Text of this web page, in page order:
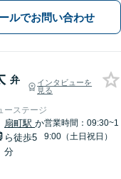
ルでお問い合わせ
弁
インタビューを
見る
ーステージ
扇町駅か
ら徒歩5
分
営業時間：09:30~1
9:00（土日祝日）